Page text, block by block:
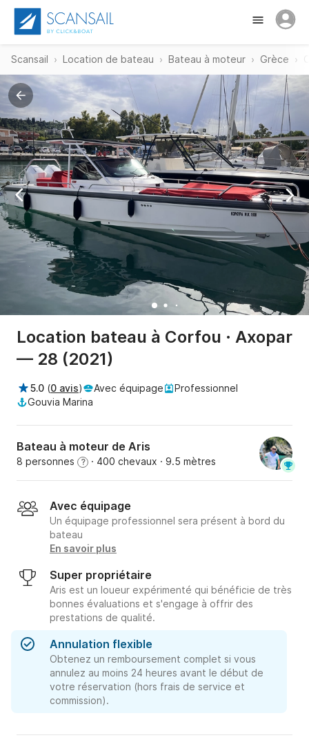
Scansail Location de bateau Bateau à moteur Grèce
Location bateau à Corfou · Axopar
— 28 (2021)
5.0 (0 avis) Avec équipage
Professionnel
Gouvia Marina
Bateau à moteur de Aris
8 personnes ? · 400 chevaux · 9.5 mètres
Avec équipage
Un équipage professionnel sera présent à bord du
bateau
En savoir plus
Super propriétaire
Aris est un loueur expérimenté qui bénéficie de très
bonnes évaluations et s'engage à offrir des
prestations de qualité.
Annulation flexible
Obtenez un remboursement complet si vous
annulez au moins 24 heures avant le début de
votre réservation (hors frais de service et
commission).